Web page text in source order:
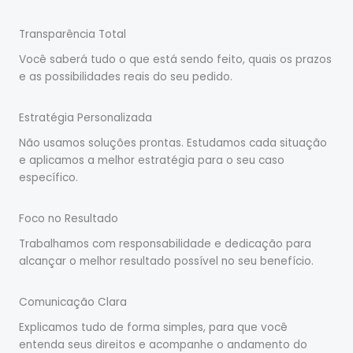
Transparência Total
Você saberá tudo o que está sendo feito, quais os prazos
e as possibilidades reais do seu pedido.
Estratégia Personalizada
Não usamos soluções prontas. Estudamos cada situação
e aplicamos a melhor estratégia para o seu caso
específico.
Foco no Resultado
Trabalhamos com responsabilidade e dedicação para
alcançar o melhor resultado possível no seu benefício.
Comunicação Clara
Explicamos tudo de forma simples, para que você
entenda seus direitos e acompanhe o andamento do